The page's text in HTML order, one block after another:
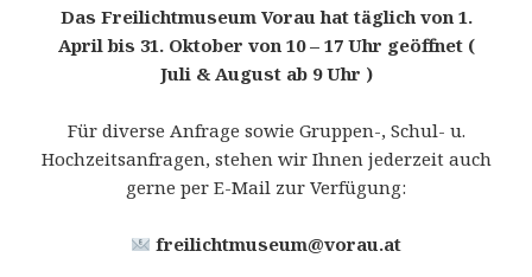
Das Freilichtmuseum Vorau hat täglich von 1.
April bis 31. Oktober von 10 – 17 Uhr geöffnet (
Juli & August ab 9 Uhr )
Für diverse Anfrage sowie Gruppen-, Schul- u.
Hochzeitsanfragen, stehen wir Ihnen jederzeit auch
gerne per E-Mail zur Verfügung:
freilichtmuseum@vorau.at